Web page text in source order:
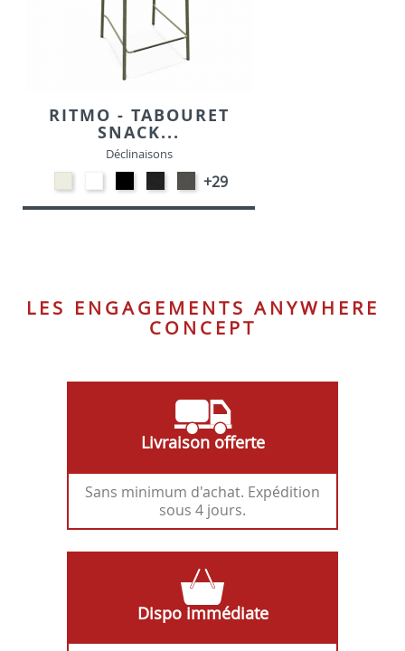
RITMO - TABOURET
SNACK...
Déclinaisons
M391BLANC
-
NOIR
M301
Gris
foncé
M372
+29
LES ENGAGEMENTS ANYWHERE
CONCEPT
Livraison offerte
Sans minimum d'achat. Expédition
sous 4 jours.
Dispo immédiate